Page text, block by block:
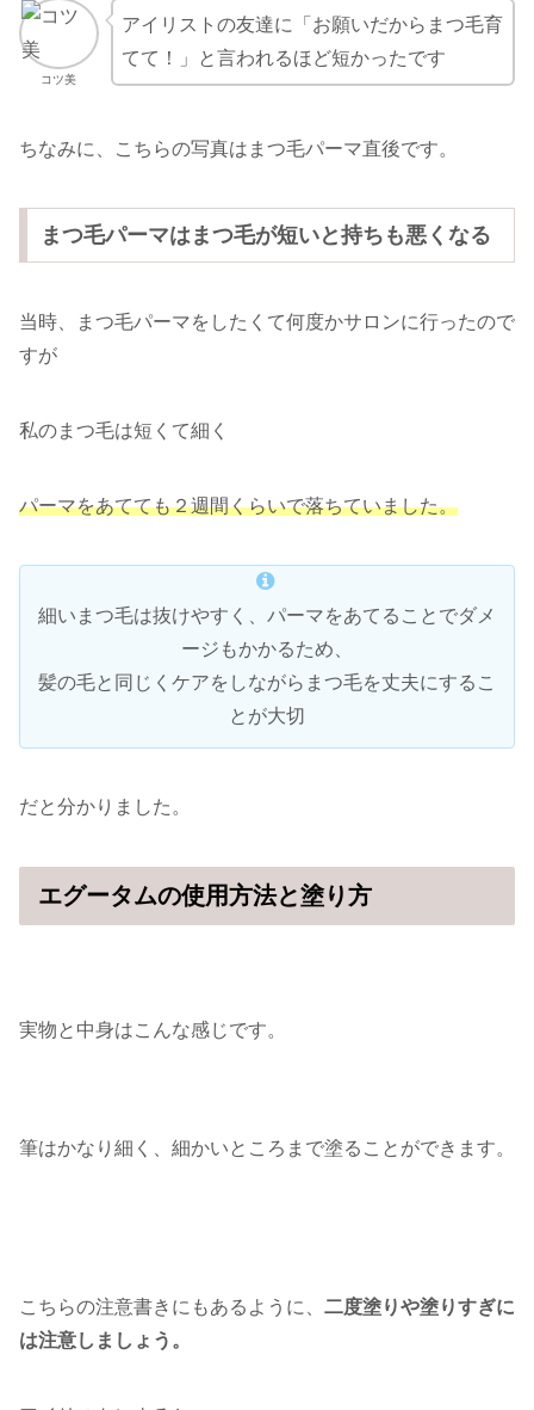
コツ美
アイリストの友達に「お願いだからまつ毛育
てて！」と言われるほど短かったです
ちなみに、こちらの写真はまつ毛パーマ直後です。
まつ毛パーマはまつ毛が短いと持ちも悪くなる
当時、まつ毛パーマをしたくて何度かサロンに行ったので
すが
私のまつ毛は短くて細く
パーマをあてても２週間くらいで落ちていました。
細いまつ毛は抜けやすく、パーマをあてることでダメ
ージもかかるため、
髪の毛と同じくケアをしながらまつ毛を丈夫にするこ
とが大切
だと分かりました。
エグータムの使用方法と塗り方
実物と中身はこんな感じです。
筆はかなり細く、細かいところまで塗ることができます。
こちらの注意書きにもあるように、 二度塗りや塗りすぎに
は注意しましょう。